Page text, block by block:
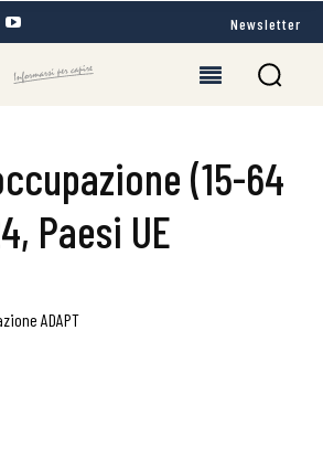
Newsletter
(15-64
Paesi UE
ADAPT